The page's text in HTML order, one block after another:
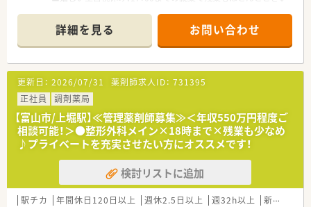
ハリを付けた生活が可能です！
■異業種の方々も若手が多い、和気あいあいとした会社体制がご
ざいます。
■離職率が非常に低い企業様で、一度お勤めされると長期にわた
り就業されることが多く、安心して勤められる企業様です。
＼こんな方を求めています／
■品質保証業務のご経験をお持ちの方
詳細を見る お問い合わせ
更新日： 2026/07/31 薬剤師求人ID： 731395
正社員
調剤薬局
【富山市/上堀駅】≪管理薬剤師募集≫＜年収550万円程度ご
相談可能！＞●整形外科メイン×18時まで×残業も少なめ
♪プライベートを充実させたい方にオススメです！
検討リストに追加
駅チカ 年間休日120日以上 週休2.5日以上 週32h以上 新卒可